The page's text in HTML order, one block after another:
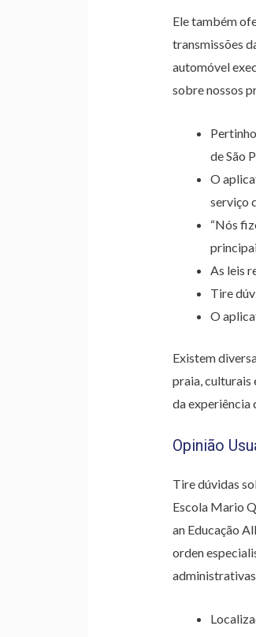
Ele também
transmissões
automóvel
sobre nossos
de São
O
serviço
“Nós
As leis
Tire
O
Existem
praia, culturais
da experiência
Opinião
Tire dúvidas
Escola Mario
an Educação
orden